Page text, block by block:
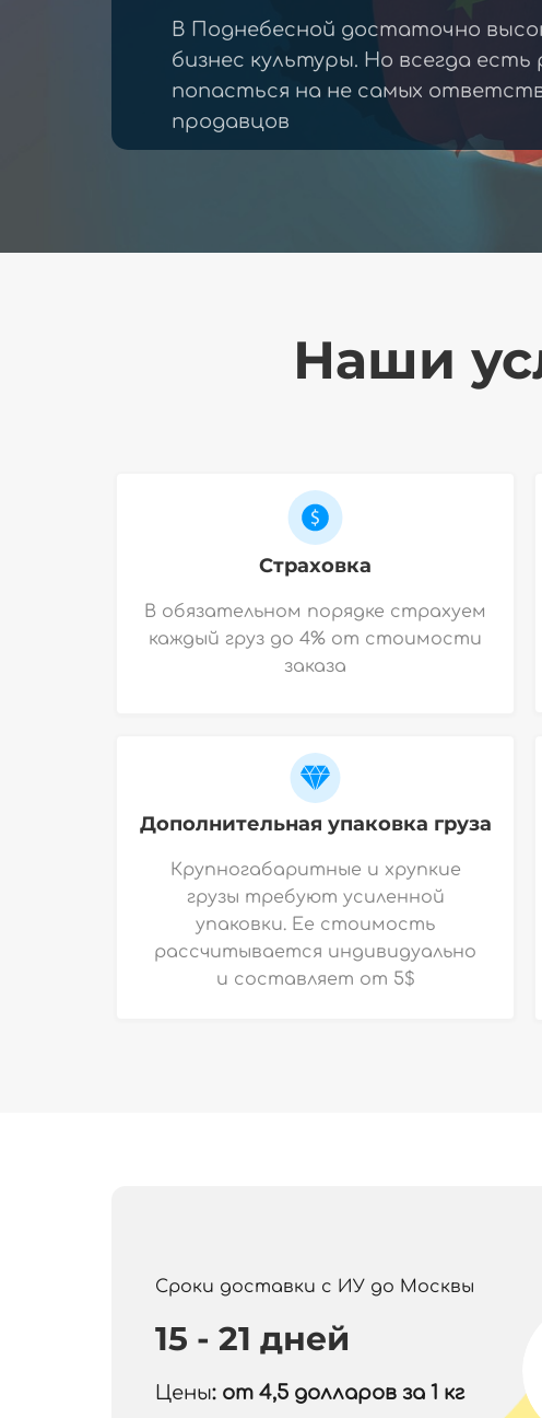
В Поднебесной достаточно
бизнес культуры. Но всегда есть
попасться на не самых
продавцов
Наши
Страховка
В обязательном порядке страхуем
каждый груз до 4% от стоимости
заказа
Дополнительная упаковка груза
Крупногабаритные и хрупкие
грузы требуют усиленной
упаковки. Ее стоимость
рассчитывается индивидуально
и составляет от 5$
Сроки доставки с ИУ до Москвы
15 - 21 дней
Цены: от 4,5 долларов за 1 кг